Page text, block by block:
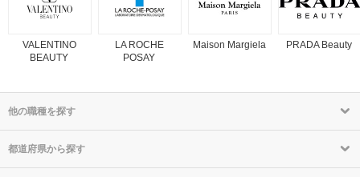
ャン・ディオール、フェンディ、マーク ジェイコブス
ン・ペリニヨン、ヘネシーなど
そのほか、世界最初の百貨店ル・ボン・マルシェなど
VALENTINO
BEAUTY
LA ROCHE
POSAY
Maison Margiela PRADA Beauty
他の職種を探す
都道府県から探す